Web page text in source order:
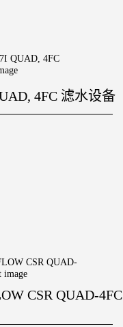
4FC 滤水设备
CSR QUAD-4FC